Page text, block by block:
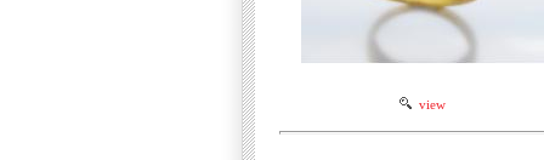
view